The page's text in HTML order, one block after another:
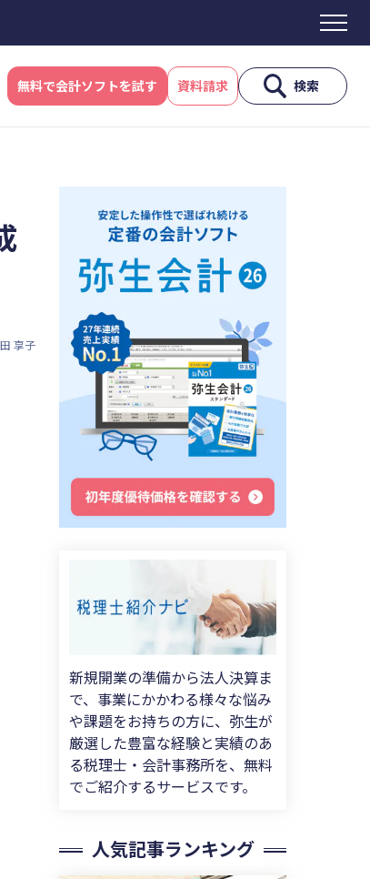
#電子帳簿保存法
#集客
#人材育成
無料で会計ソフトを試す 資料請求 検索
享子
新規開業の準備から法人決算ま
で、事業にかかわる様々な悩み
や課題をお持ちの方に、弥生が
厳選した豊富な経験と実績のあ
る税理士・会計事務所を、無料
でご紹介するサービスです。
人気記事ランキング